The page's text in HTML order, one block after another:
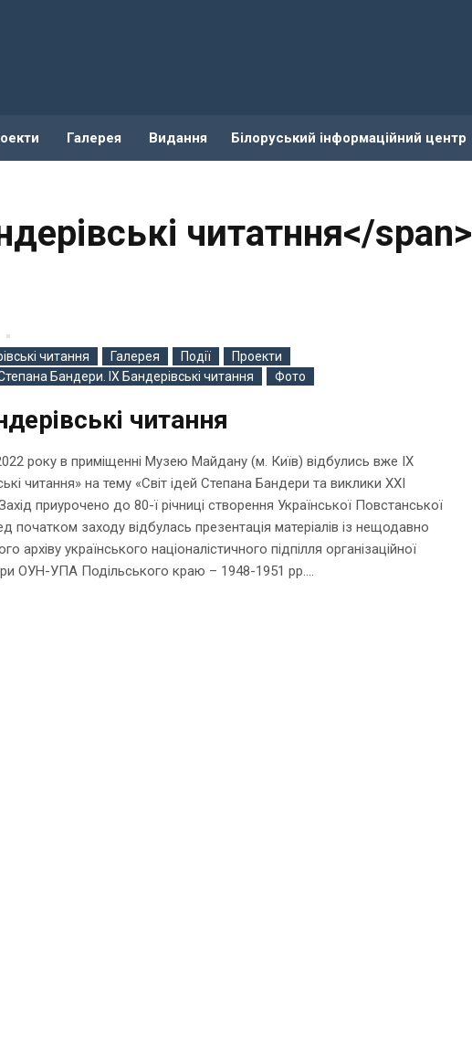
Галерея Видання Білоруський інформаційний центр
читатння</span>
читання Галерея Події
Проекти
Бандери. IX Бандерівські читання
Фото
читання
року в приміщенні Музею Майдану (м. Київ) відбулись вже IX
читання» на тему «Світ ідей Степана Бандери та виклики XXI
приурочено до 80-ї річниці створення Української Повстанської
початком заходу відбулась презентація матеріалів із нещодавно
архіву українського націоналістичного підпілля організаційної
ОУН-УПА Подільського краю – 1948-1951 рр....